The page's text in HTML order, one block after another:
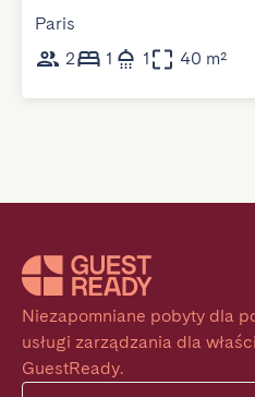
Paris
2
1 1 40 m²
Niezapomniane pobyty dla
usługi zarządzania dla
GuestReady.